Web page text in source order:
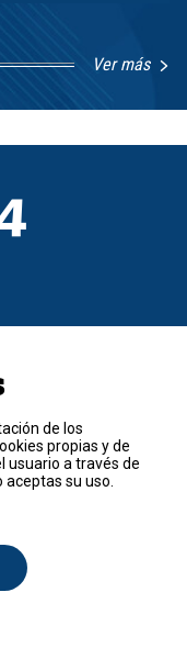
Ver más
Nuestra Tele Internacional
Programas Opinión
Flash Fashion
de los
propias y de
usuario a través de
su uso.